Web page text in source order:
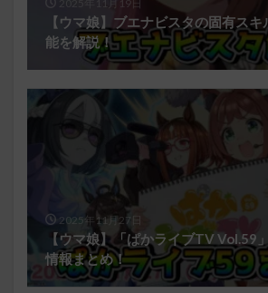
2025年11月19日
【ウマ娘】ブエナビスタの固有ス
能を解説！
2025年11月27日
【ウマ娘】「ぱかライブTV Vol.59
情報まとめ！